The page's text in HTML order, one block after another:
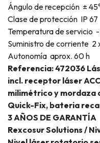
Ángulo de recepción ±
Clase de protección IP 67
Temperatura de servicio
Suministro de corriente 2
Autonomía aprox. 60 h
Referencia: 472036
incl. receptor láser
milimétrico y mordaza
Quick-Fix, bateria
3 AÑOS DE GARANTÍA
Rexcosur Solutions /